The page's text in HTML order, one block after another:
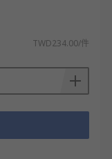
TWD234.00/件